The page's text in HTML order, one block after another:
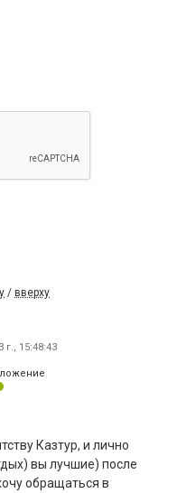
/ вверху
г., 15:48:43
Казтур, и лично
вы лучшие) после
обращаться в